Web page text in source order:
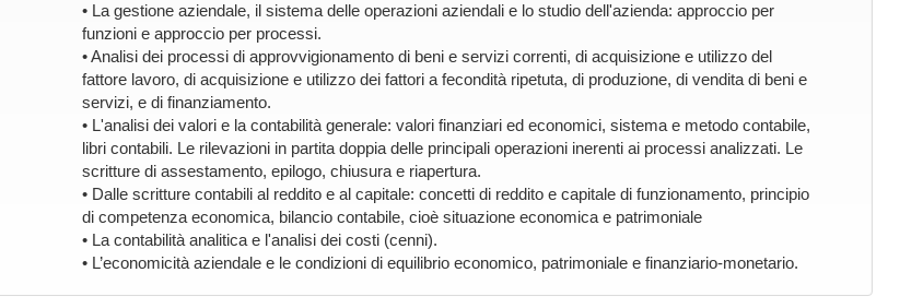
• La gestione aziendale, il sistema delle operazioni aziendali e lo studio dell'azienda: approccio per
funzioni e approccio per processi.
• Analisi dei processi di approvvigionamento di beni e servizi correnti, di acquisizione e utilizzo del
fattore lavoro, di acquisizione e utilizzo dei fattori a fecondità ripetuta, di produzione, di vendita di beni e
servizi, e di finanziamento.
• L'analisi dei valori e la contabilità generale: valori finanziari ed economici, sistema e metodo contabile,
libri contabili. Le rilevazioni in partita doppia delle principali operazioni inerenti ai processi analizzati. Le
scritture di assestamento, epilogo, chiusura e riapertura.
• Dalle scritture contabili al reddito e al capitale: concetti di reddito e capitale di funzionamento, principio
di competenza economica, bilancio contabile, cioè situazione economica e patrimoniale
• La contabilità analitica e l'analisi dei costi (cenni).
• L’economicità aziendale e le condizioni di equilibrio economico, patrimoniale e finanziario-monetario.